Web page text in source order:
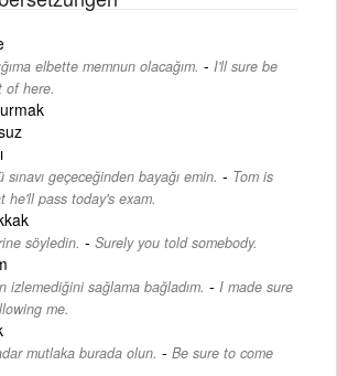
elbette memnun olacağım. - I'll sure be
of here.
sınavı geçeceğinden bayağı emin. - Tom is
he'll pass today's exam.
söyledin. - Surely you told somebody.
izlemediğini sağlama bağladım. - I made sure
me.
mutlaka burada olun. - Be sure to come